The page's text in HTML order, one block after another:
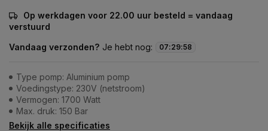
Op werkdagen voor 22.00 uur besteld = vandaag
verstuurd
Vandaag verzonden? Je hebt nog: 07:29:58
Type pomp: Aluminium pomp
Voedingstype: 230V (netstroom)
Vermogen: 1700 Watt
Max. druk: 150 Bar
Bekijk alle specificaties